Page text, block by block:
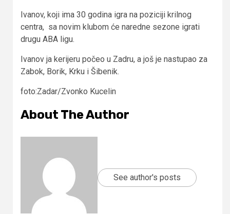
Ivanov, koji ima 30 godina igra na poziciji krilnog
centra, sa novim klubom će naredne sezone igrati
drugu ABA ligu.
Ivanov ja kerijeru počeo u Zadru, a još je nastupao za
Zabok, Borik, Krku i Šibenik.
foto:Zadar/Zvonko Kucelin
About The Author
See author's posts